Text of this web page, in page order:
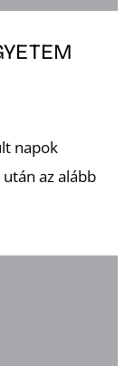
napok
az alább